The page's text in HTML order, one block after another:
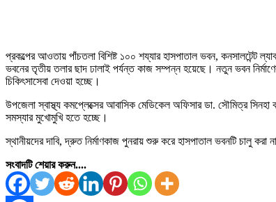
প্রকল্পের আওতায় পাঁচতলা বিশিষ্ট ১০০ শয্যার হাসপাতাল ভবন, কনসালটেন্ট
ভবনের তৃতীয় তলার ছাদ ঢালাই পর্যন্ত কাজ সম্পন্ন হয়েছে। নতুন ভবন
চিকিৎসাসেবা দেওয়া হচ্ছে।
উপজেলা স্বাস্থ্য কমপ্লেক্সের আবাসিক মেডিকেল অফিসার ডা. সৌমিত্র
সমস্যার মুখোমুখি হতে হচ্ছে।
স্থানীয়দের দাবি, দ্রুত নির্মাণকাজ পুনরায় শুরু করে হাসপাতাল ভবনটি চালু
সংবাদটি শেয়ার করুন....